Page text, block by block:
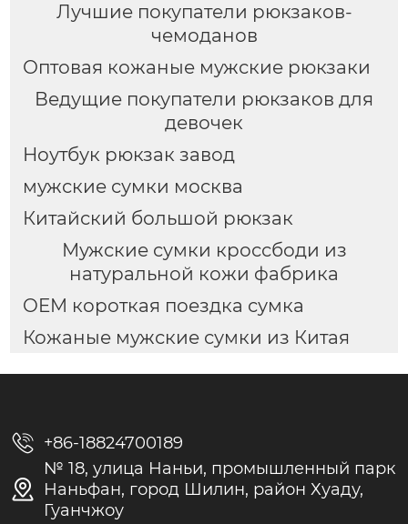
Лучшие покупатели рюкзаков-
чемоданов
Оптовая кожаные мужские рюкзаки
Ведущие покупатели рюкзаков для
девочек
Ноутбук рюкзак завод
мужские сумки москва
Китайский большой рюкзак
Мужские сумки кроссбоди из
натуральной кожи фабрика
OEM короткая поездка сумка
Кожаные мужские сумки из Китая
 +86-18824700189

№ 18, улица Наньи, промышленный парк
Наньфан, город Шилин, район Хуаду,
Гуанчжоу